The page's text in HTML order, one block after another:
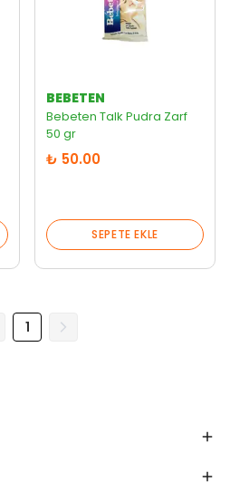
BEBETEN
Bebeten Talk Pudra Zarf
50 gr
₺ 50.00
SEPETE EKLE
1